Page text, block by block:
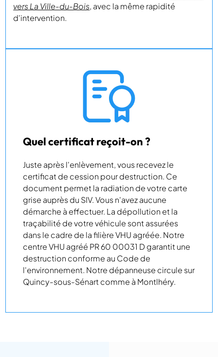
vers La Ville-du-Bois, avec la même rapidité
d'intervention.
Quel certificat reçoit-on ?
Juste après l'enlèvement, vous recevez le
certificat de cession pour destruction. Ce
document permet la radiation de votre carte
grise auprès du SIV. Vous n'avez aucune
démarche à effectuer. La dépollution et la
traçabilité de votre véhicule sont assurées
dans le cadre de la filière VHU agréée. Notre
centre VHU agréé PR 60 00031 D garantit une
destruction conforme au Code de
l'environnement. Notre dépanneuse circule sur
Quincy-sous-Sénart comme à Montlhéry.